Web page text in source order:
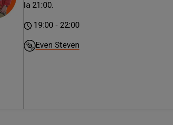
la 21:00.
19:00 22:00
Even Steven